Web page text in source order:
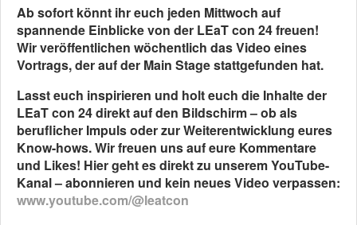
Ab sofort könnt ihr euch jeden Mittwoch auf
spannende Einblicke von der LEaT con 24 freuen!
Wir veröffentlichen wöchentlich das Video eines
Vortrags, der auf der Main Stage stattgefunden hat.
Lasst euch inspirieren und holt euch die Inhalte der
LEaT con 24 direkt auf den Bildschirm – ob als
beruflicher Impuls oder zur Weiterentwicklung eures
Know-hows. Wir freuen uns auf eure Kommentare
und Likes! Hier geht es direkt zu unserem YouTube-
Kanal – abonnieren und kein neues Video verpassen:
www.youtube.com/@leatcon